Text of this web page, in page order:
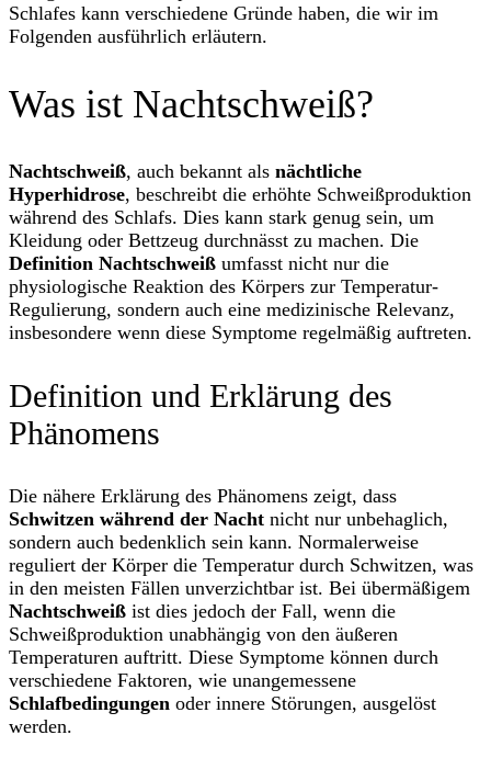
Schlafes kann verschiedene Gründe haben, die wir im
Folgenden ausführlich erläutern.
Was ist Nachtschweiß?
Nachtschweiß, auch bekannt als nächtliche
Hyperhidrose, beschreibt die erhöhte Schweißproduktion
während des Schlafs. Dies kann stark genug sein, um
Kleidung oder Bettzeug durchnässt zu machen. Die
Definition Nachtschweiß umfasst nicht nur die
physiologische Reaktion des Körpers zur Temperatur-
Regulierung, sondern auch eine medizinische Relevanz,
insbesondere wenn diese Symptome regelmäßig auftreten.
Definition und Erklärung des
Phänomens
Die nähere Erklärung des Phänomens zeigt, dass
Schwitzen während der Nacht nicht nur unbehaglich,
sondern auch bedenklich sein kann. Normalerweise
reguliert der Körper die Temperatur durch Schwitzen, was
in den meisten Fällen unverzichtbar ist. Bei übermäßigem
Nachtschweiß ist dies jedoch der Fall, wenn die
Schweißproduktion unabhängig von den äußeren
Temperaturen auftritt. Diese Symptome können durch
verschiedene Faktoren, wie unangemessene
Schlafbedingungen oder innere Störungen, ausgelöst
werden.